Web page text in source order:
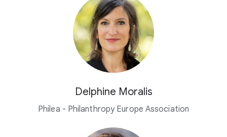
Delphine Moralis
Philea - Philanthropy Europe Association